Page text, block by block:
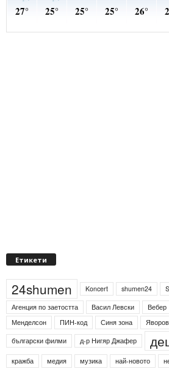
Етикети
24shumen Koncert shumen24
Агенция по заетостта
Васил Левски Вебер
Менделсон
ПИН-код Синя зона Яворов
български филми
д-р Нигяр Джафер
кражба медия музика най-новото